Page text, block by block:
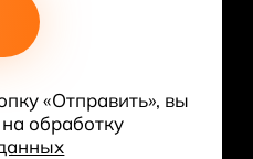
«Отправить», вы
обработку